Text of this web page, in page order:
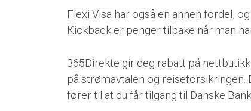
Flexi Visa har også en annen fordel,
Kickback er penger tilbake når man
365Direkte gir deg rabatt på
på strømavtalen og reiseforsikringen.
fører til at du får tilgang til Danske